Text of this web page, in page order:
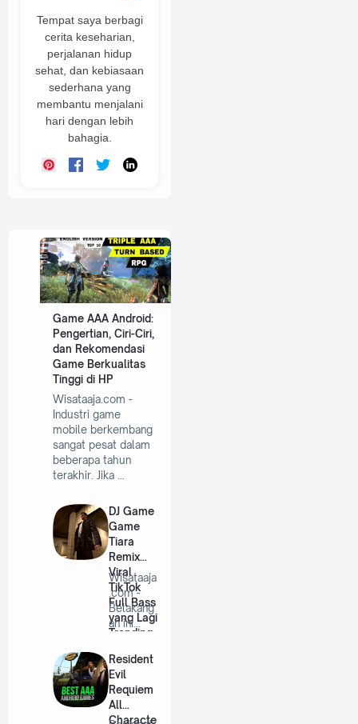
Tempat saya berbagi
cerita keseharian,
perjalanan hidup
sehat, dan kebiasaan
sederhana yang
membantu menjalani
hari dengan lebih
bahagia.
Game AAA Android:
Pengertian, Ciri-Ciri,
dan Rekomendasi
Game Berkualitas
Tinggi di HP
Wisataaja.com -
Industri game
mobile berkembang
sangat pesat dalam
beberapa tahun
terakhir. Jika …
DJ Game
Game
Tiara
Remix
Viral
TikTok
Full Bass
yang Lagi
Trending
Wisataaja
.com -
Belakang
an ini
remix
se…
Resident
Evil
Requiem
All
Characte